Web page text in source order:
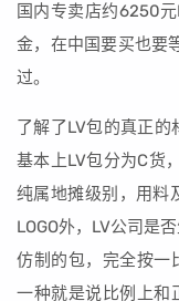
国内专卖店约6250
金，在中国要买也要
过。
了解了LV包的真正的
基本上LV包分为C货
纯属地摊级别，用料
LOGO外，LV公司是
仿制的包，完全按一
一种就是说比例上和